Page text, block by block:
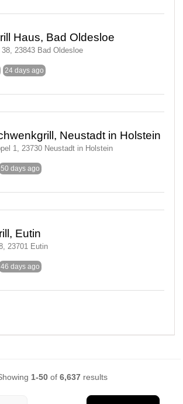
Haus, Bad Oldesloe
23843 Bad Oldesloe
24 days ago
Neustadt in Holstein
1, 23730 Neustadt in Holstein
50 days ago
Eutin
23701 Eutin
46 days ago
1-50of 6,637results